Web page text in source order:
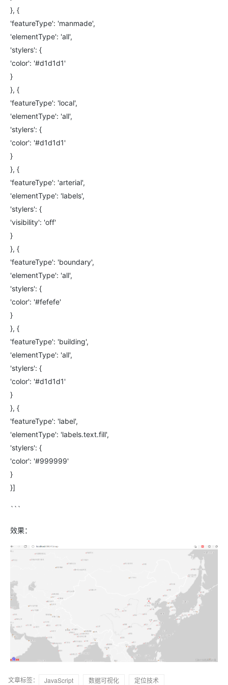
}, {
'featureType': 'manmade',
'elementType': 'all',
'stylers': {
'color': '#d1d1d1'
}
}, {
'featureType': 'local',
'elementType': 'all',
'stylers': {
'color': '#d1d1d1'
}
}, {
'featureType': 'arterial',
'elementType': 'labels',
'stylers': {
'visibility': 'off'
}
}, {
'featureType': 'boundary',
'elementType': 'all',
'stylers': {
'color': '#fefefe'
}
}, {
'featureType': 'building',
'elementType': 'all',
'stylers': {
'color': '#d1d1d1'
}
}, {
'featureType': 'label',
'elementType': 'labels.text.fill',
'stylers': {
'color': '#999999'
}
}]
```
效果：
文章标签： JavaScript 数据可视化
定位技术